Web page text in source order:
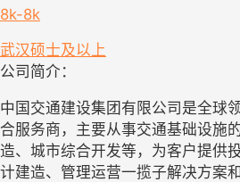
8k-8k
武汉硕士及以上
公司简介：
中国交通建设集团有限公司是全球
合服务商，主要从事交通基础设施
造、城市综合开发等，为客户提供
计建造、管理运营一揽子解决方案